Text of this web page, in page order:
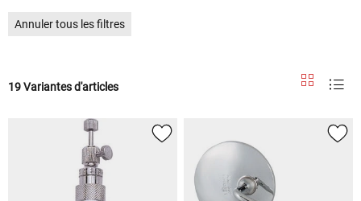
Annuler tous les filtres
19 Variantes d'articles